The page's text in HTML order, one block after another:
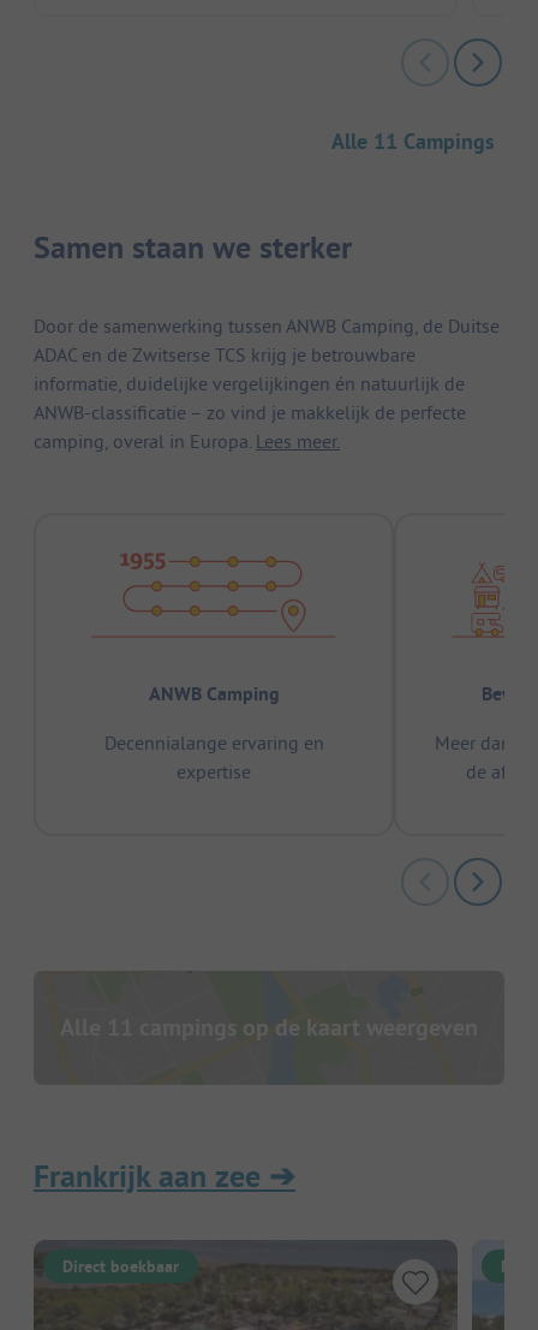
Alle 11 Campings
Samen staan we sterker
Door de samenwerking tussen ANWB Camping, de Duitse
ADAC en de Zwitserse TCS krijg je betrouwbare
informatie, duidelijke vergelijkingen én natuurlijk de
ANWB-classificatie – zo vind je makkelijk de perfecte
camping, overal in Europa. Lees meer.
ANWB Camping
Decennialange ervaring en
expertise
Meer dan
de
Alle 11 campings op de kaart weergeven
Frankrijk aan zee ➔
Direct boekbaar